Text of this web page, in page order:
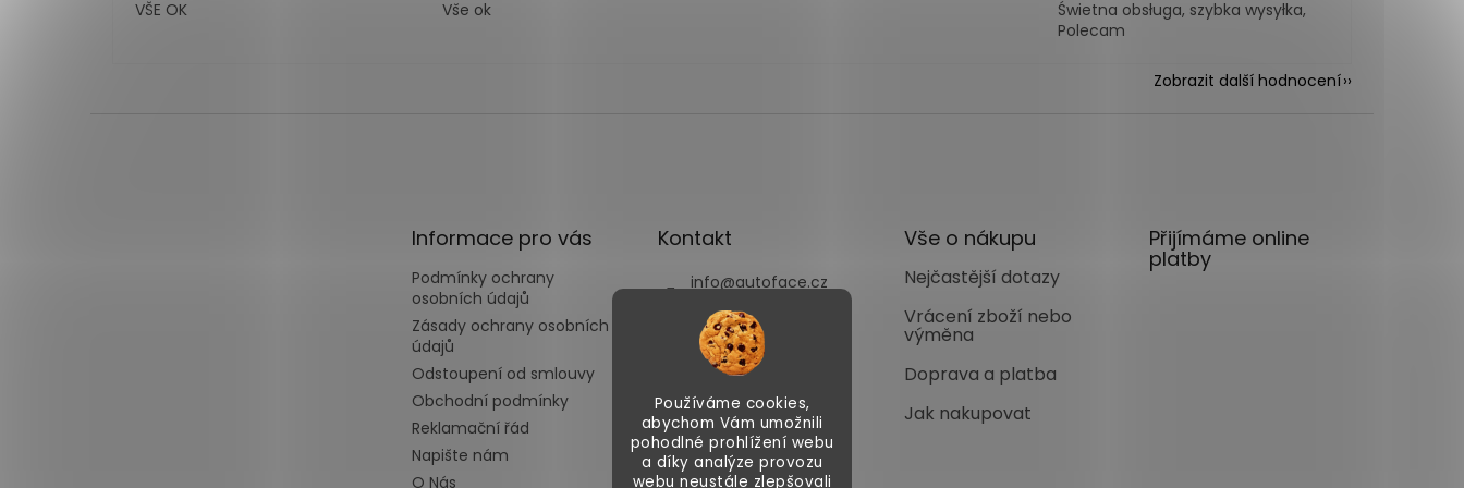
Používáme cookies,
abychom Vám umožnili
pohodlné prohlížení webu
a díky analýze provozu
webu neustále zlepšovali
VŠE OK Vše ok
Świetna obsługa, szybka wysyłka,
Polecam
Zobrazit další hodnocení
Informace pro vás
Podmínky ochrany
osobních údajů
Zásady ochrany osobních
údajů
Odstoupení od smlouvy
Obchodní podmínky
Reklamační řád
Napište nám
O Nás
Kontakt
info@autoface.cz
+420702287970
+420702287969
Vše o nákupu
Nejčastější dotazy
Vrácení zboží nebo
výměna
Doprava a platba
Jak nakupovat
Přijímáme online
platby